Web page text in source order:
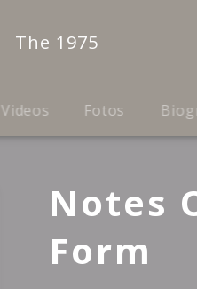
The 1975
Videos Fotos
Notes
Form